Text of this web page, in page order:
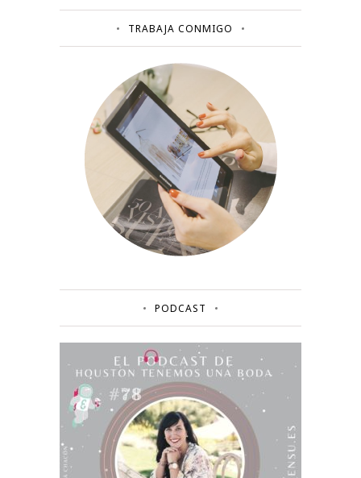
TRABAJA CONMIGO
PODCAST